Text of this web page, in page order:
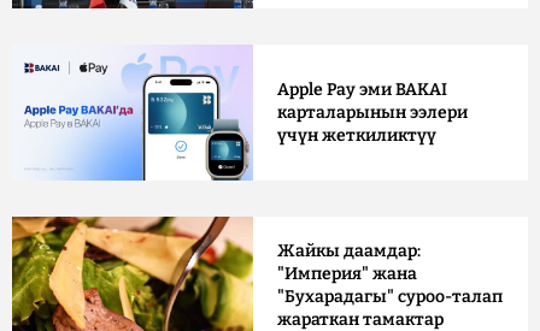
Apple Pay эми BAKAI
карталарынын ээлери
үчүн жеткиликтүү
Жайкы даамдар:
"Империя" жана
"Бухарадагы" суроо-талап
жараткан тамактар